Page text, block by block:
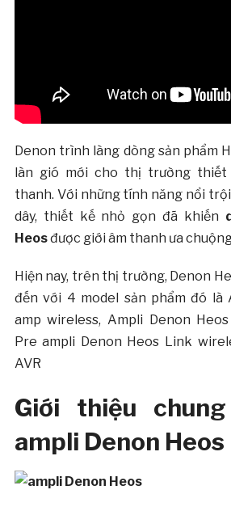
Denon trình làng dòng sản phẩm
làn gió mới cho thị trường thiết
thanh. Với những tính năng nổi
dây, thiết kế nhỏ gọn đã khiến
Heosđược giới âm thanh ưa
Hiện nay, trên thị trường, Denon
đến với 4 model sản phẩm đó là
amp wireless, Ampli Denon
Pre ampli Denon Heos Link
AVR
Giới thiệu
ampli Denon Heos